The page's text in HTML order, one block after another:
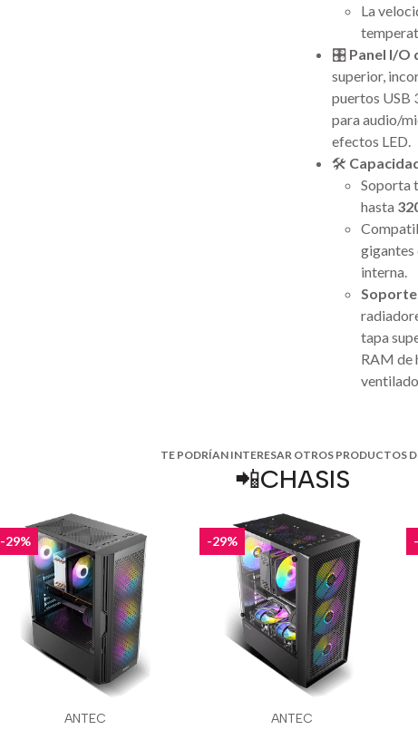
La
🎛️ Panel I/O
superior,
puertos USB
para audio/
efectos LED.
🛠️
Soporta
hasta
gigantes
interna.
tapa
RAM de
TE PODRÍAN INTERESAR OTROS PRODUCTOS
📲CHASIS
-29%
ANTEC
-29%
ANTEC